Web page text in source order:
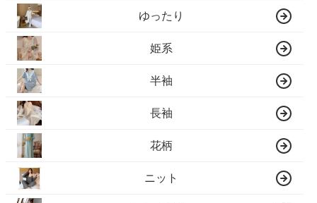
ゆったり
姫系
半袖
長袖
花柄
ニット